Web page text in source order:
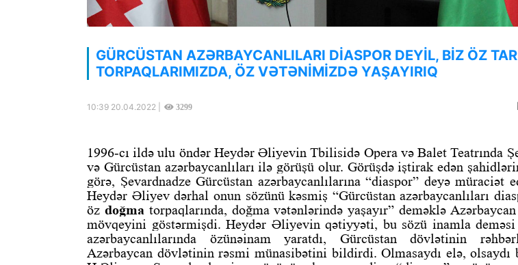
GÜRCÜSTAN AZƏRBAYCANLILARI DİASPOR DEYİL, BİZ ÖZ
TORPAQLARIMIZDA, ÖZ VƏTƏNİMİZDƏ YAŞAYIRIQ
10:39 20.04.2022 | 3299
1996-cı ildə ulu öndər Heydər Əliyevin Tbilisidə Opera və Balet Teatrında
və Gürcüstan azərbaycanlıları ilə görüşü olur. Görüşdə iştirak edən
görə, Şevardnadze Gürcüstan azərbaycanlılarına “diaspor” deyə müraciət
Heydər Əliyev dərhal onun sözünü kəsmiş “Gürcüstan azərbaycanlıları
öz doğma torpaqlarında, doğma vətənlərində yaşayır” deməklə
mövqeyini göstərmişdi. Heydər Əliyevin qətiyyəti, bu sözü inamla deməsi
azərbaycanlılarında özünəinam yaratdı, Gürcüstan dövlətinin
Azərbaycan dövlətinin rəsmi münasibətini bildirdi. Olmasaydı elə, olsaydı